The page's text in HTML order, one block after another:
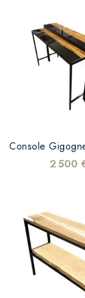
2 500